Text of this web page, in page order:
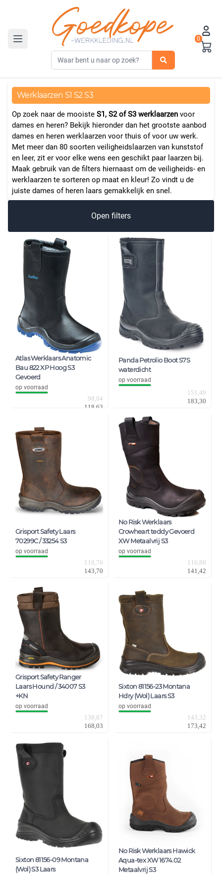
Toggle navigation
0
Werklaarzen S1 S2 S3
Op zoek naar de mooiste S1, S2 of S3 werklaarzen voor
dames en heren? Bekijk hieronder dan het grootste aanbod
dames en heren werklaarzen voor thuis of voor uw werk.
Met meer dan 80 soorten veiligheidslaarzen van kunststof
en leer, zit er voor elke wens een geschikt paar laarzen bij.
Maak gebruik van de filters hiernaast om de veiligheids- en
werklaarzen te sorteren op maat en kleur! Zo vindt u de
juiste dames of heren laars gemakkelijk en snel.
Open filters
Atlas Werklaars Anatomic
Bau 822 XP Hoog S3
Gevoerd
op voorraad
98,04
118,63
Panda Petrolio Boot S7S
waterdicht
op voorraad
151,49
183,30
Grisport Safety Laars
70299C / 33254 S3
op voorraad
118,76
143,70
No Risk Werklaars
Crowheart teddy Gevoerd
XW Metaalvrij S3
op voorraad
116,88
141,42
Grisport Safety Ranger
Laars Hound / 34007 S3
+KN
op voorraad
138,87
168,03
Sixton 81156-23 Montana
Hdry (Wol) Laars S3
op voorraad
143,32
173,42
Sixton 81156-09 Montana
(Wol) S3 Laars
No Risk Werklaars Hawick
Aqua-tex XW 1674.02
Metaalvrij S3